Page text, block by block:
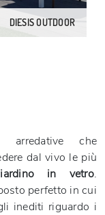
DIESIS OUTDOOR
arredative che
dal vivo le più
in vetro.
perfetto in cui
inediti riguardo i